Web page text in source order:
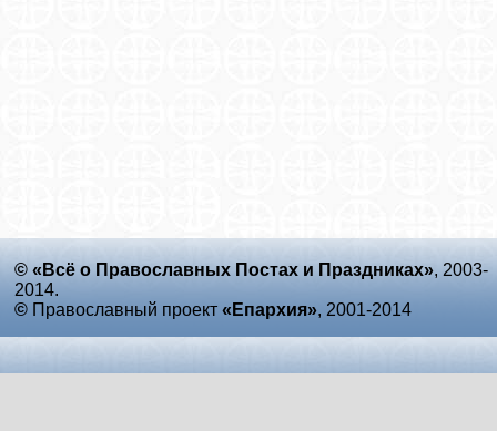
© «Всё о Православных Постах и Праздниках», 2003-
2014.
© Православный проект «Епархия», 2001-2014